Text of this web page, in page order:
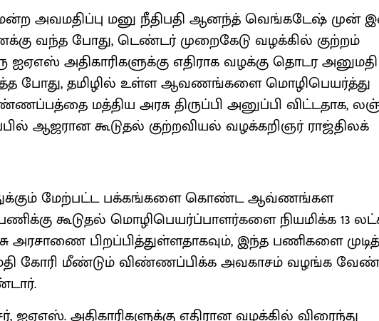
அவமதிப்பு மனு நீதிபதி ஆனந்த் வெங்கடேஷ் முன்
வந்த போது, டெண்டர் முறைகேடு வழக்கில் குற்றம்
ஐஏஎஸ் அதிகாரிகளுக்கு எதிராக வழக்கு தொடர அனுமதி
போது, தமிழில் உள்ள ஆவணங்களை மொழிபெயர்த்து
மத்திய அரசு திருப்பி அனுப்பி விட்டதாக,
ஆஜரான கூடுதல் குற்றவியல் வழக்கறிஞர் ராஜ்திலக்
மேற்பட்ட பக்கங்களை கொண்ட ஆவ்ணங்கள
கூடுதல் மொழிபெயர்ப்பாளர்களை நியமிக்க 13
அரசாணை பிறப்பித்துள்ளதாகவும், இந்த பணிகளை
கோரி மீண்டும் விண்ணப்பிக்க அவகாசம் வழங்க
அதிகாரிகளுக்கு எதிரான வழக்கில் விரைந்து